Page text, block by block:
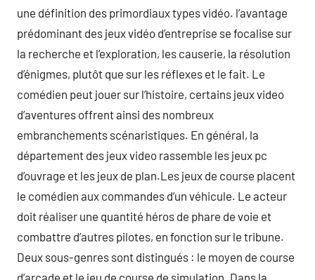
une définition des primordiaux types vidéo. l’avantage
prédominant des jeux vidéo d’entreprise se focalise sur
la recherche et l’exploration, les causerie, la résolution
d’énigmes, plutôt que sur les réflexes et le fait. Le
comédien peut jouer sur l’histoire, certains jeux video
d’aventures offrent ainsi des nombreux
embranchements scénaristiques. En général, la
département des jeux video rassemble les jeux pc
d’ouvrage et les jeux de plan.Les jeux de course placent
le comédien aux commandes d’un véhicule. Le acteur
doit réaliser une quantité héros de phare de voie et
combattre d’autres pilotes, en fonction sur le tribune.
Deux sous-genres sont distingués : le moyen de course
d’arcade et le jeu de course de simulation. Dans la